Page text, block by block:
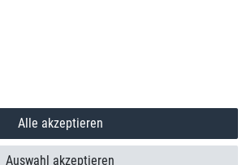
Ortstarif von Montag bis Freitag von 9 Uhr - 18 Uhr.
TOP TEN Computervertrieb GmbH
Alle akzeptieren
Auswahl akzeptieren